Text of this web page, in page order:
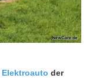
Elektroauto der